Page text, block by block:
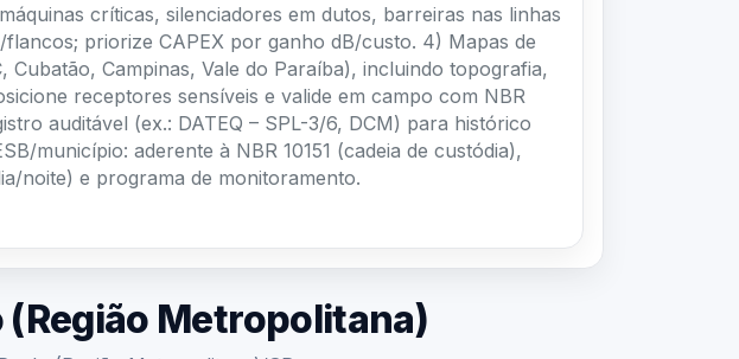
críticas, silenciadores em dutos, barreiras nas linhas
priorize CAPEX por ganho dB/custo. 4) Mapas de
Campinas, Vale do Paraíba), incluindo topografia,
receptores sensíveis e valide em campo com NBR
auditável (ex.: DATEQ – SPL-3/6, DCM) para histórico
município: aderente à NBR 10151 (cadeia de custódia),
noite) e programa de monitoramento.
(Região Metropolitana)